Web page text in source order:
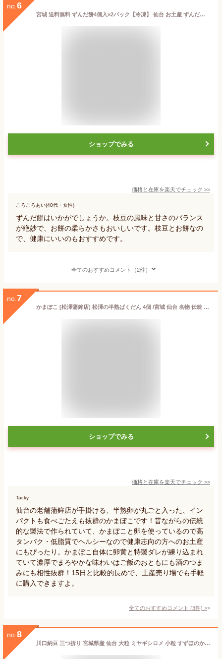
no. 6
宮城 送料無料 ずんだ餅4個入×2パック【冷凍】 仙台 お土産 ずんだもち 餅スイーツ お菓子 餅菓子 ずんだスイーツ お取り寄せスイーツ お取り寄せグルメ 餅 スウィーツ つきたて お試し 和菓子 ギフト お取寄せ スイーツ
ショップでみる
価格と在庫を楽天でチェック >>
ころころあい(40代・女性)
ずんだ餅はいかがでしょうか。枝豆の風味と甘さのバランス
が絶妙で、お餅の柔らかさもおいしいです。枝豆とお餅なの
で、健康にいいのもおすすめです。
全てのおすすめコメント（2件）
no. 7
かまぼこ [松澤蒲鉾店] 松澤の半熟ばくだん 4個 /宮城 仙台 名物 伝統 お土産 笹かまぼこ かまぼこ 蒲鉾
ショップでみる
価格と在庫を楽天でチェック >>
Tacky
仙台の老舗蒲鉾店が手掛ける、半熟卵が丸ごと入った、イン
パクトも食べごたえも抜群のかまぼこです！昔ながらの伝統
的な製法で作られていて、かまぼこと卵を使っているので高
タンパク・低脂質でヘルシーなので健康志向の方へのお土産
にもぴったり。かまぼこ自体に卵黄と特製ダレが練り込まれ
ていて濃厚でまろやかな味わいはご飯のおともにも酒のつま
みにも相性抜群！15日と比較的長めで、土産売り場でも手軽
に購入できますよ。
全てのおすすめコメント (3件) >
no. 8
川口納豆 三つ折り 宮城県産 仙台 大粒 ミヤギシロメ 小粒 すずほのか 各10個入 国産 納豆 送料無料